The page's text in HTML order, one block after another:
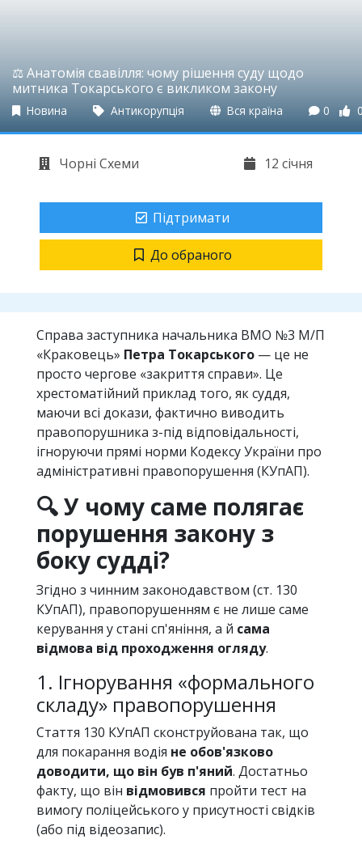
⚖️ Анатомія свавілля: чому рішення суду щодо
митника Токарського є викликом закону
Новина Антикорупція Вся країна 0
Чорні Схеми 12 січня
Підтримати
До обраного
Справа заступника начальника ВМО №3 М/П
«Краковець» Петра Токарського — це не
просто чергове «закриття справи». Це
хрестоматійний приклад того, як суддя,
маючи всі докази, фактично виводить
правопорушника з-під відповідальності,
ігноруючи прямі норми Кодексу України про
адміністративні правопорушення (КУпАП).
🔍 У чому саме полягає
порушення закону з
боку судді?
Згідно з чинним законодавством (ст. 130
КУпАП), правопорушенням є не лише саме
керування у стані сп'яніння, а й сама
відмова від проходження огляду.
1. Ігнорування «формального
складу» правопорушення
Стаття 130 КУпАП сконструйована так, що
для покарання водія не обов'язково
доводити, що він був п'яний. Достатньо
факту, що він відмовився пройти тест на
вимогу поліцейського у присутності свідків
(або під відеозапис).